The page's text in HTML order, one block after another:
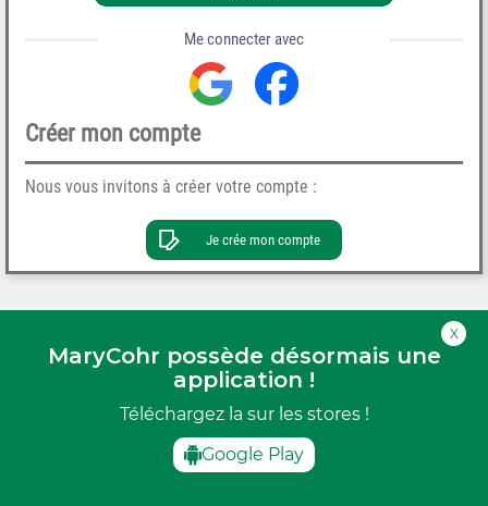
Me connecter avec
Créer mon compte
Nous vous invitons à créer votre compte :
Je crée mon compte
INSTITUT JOELLE - MARY COHR
X
MaryCohr possède désormais une
application !
Téléchargez la sur les stores !
Google Play